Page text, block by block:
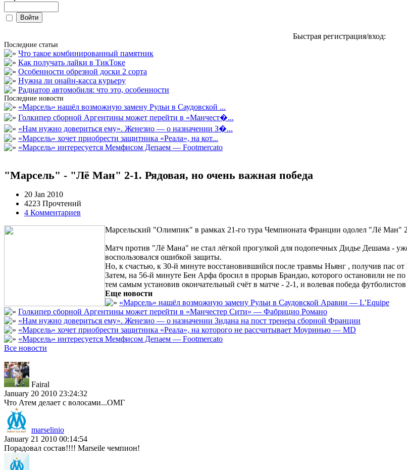
Быстрая регистрация/вход:
Последние статьи
Что такое комбинированный памятник
Как получать лайки в ТикТоке
Особенности обрезной доски 2 сорта
Нужна ли онайн-касса курьеру
Радиатор автомобиля: что это, особенности
Последние новости
«Марсель» нашёл возможную замену Рульи в Саудовской ...
Голкипер сборной Аргентины может перейти в «Манчест�...
«Нам нужно довериться ему». Женезио — о назначении З�...
«Марсель» хочет приобрести защитника «Реала», на кот...
«Марсель» интересуется Мемфисом Депаем — Footmercato
"Марсель" - "Лё Ман" 2-1. Рядовая, но очень важная победа
20 Jan 2010
4223 Прочтений
4 Комментариев
Марсельский "Олимпик" в рамках 21-го тура Чемпионата Франции одолел "Лё Ман"
Матч против "Лё Мана" не стал лёгкой прогулкой для подопечных Дидье Дешама -
воспользовался ошибкой защиты.
Но, к счастью, к 30-й минуте восстановившийся после травмы Ньянг , получив пас от
Затем, на 56-й минуте Бен Арфа бросил в прорыв Брандао, которого остановили
тем самым установив окончательный счёт в матче - 2-1, и волевая победа
Еще новости
«Марсель» нашёл возможную замену Рульи в Саудовской Аравии — L’Equipe
Голкипер сборной Аргентины может перейти в «Манчестер Сити» — Фабрицио Романо
«Нам нужно довериться ему». Женезио — о назначении Зидана на пост тренера сборной Франции
«Марсель» хочет приобрести защитника «Реала», на которого не рассчитывает Моуринью — MD
«Марсель» интересуется Мемфисом Депаем — Footmercato
Все новости
Fairal
January 20 2010 23:24:32
Что Атем делает с волосами...ОМГ
marselinio
January 21 2010 00:14:54
Порадовал состав!!!! Marseile чемпион!